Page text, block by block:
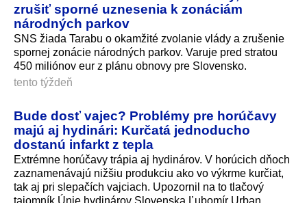
zrušiť sporné uznesenia k zonáciám
národných parkov
SNS žiada Tarabu o okamžité zvolanie vlády a zrušenie
spornej zonácie národných parkov. Varuje pred stratou
450 miliónov eur z plánu obnovy pre Slovensko.
tento týždeň
Bude dosť vajec? Problémy pre horúčavy
majú aj hydinári: Kurčatá jednoducho
dostanú infarkt z tepla
Extrémne horúčavy trápia aj hydinárov. V horúcich dňoch
zaznamenávajú nižšiu produkciu ako vo výkrme kurčiat,
tak aj pri slepačích vajciach. Upozornil na to tlačový